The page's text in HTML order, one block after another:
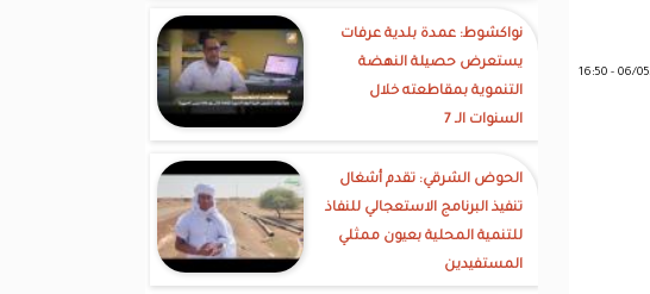
نواكشوط: عمدة بلدية عرفات
يستعرض حصيلة النهضة
التنموية بمقاطعته خلال
السنوات الـ 7
الحوض الشرقي: تقدم أشغال
تنفيذ البرنامج الاستعجالي للنفاذ
للتنمية المحلية بعيون ممثلي
المستفيدين